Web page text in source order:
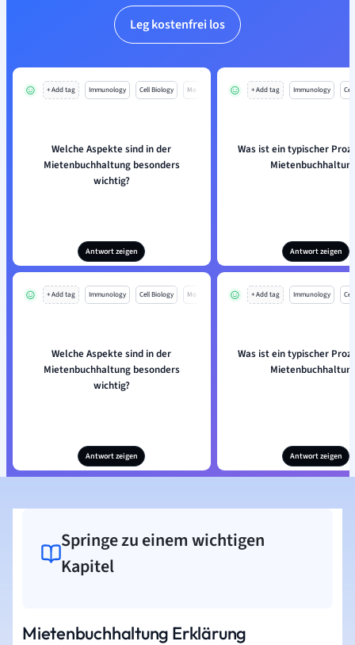
Leg kostenfrei los
+ Add tag Immunology Cell Biology Mo
Welche Aspekte sind in der
Mietenbuchhaltung besonders
wichtig?
Antwort zeigen
+ Add tag Immunology
Was ist ein typischer
Antwort zeigen
+ Add tag Immunology Cell Biology Mo
Welche Aspekte sind in der
Mietenbuchhaltung besonders
wichtig?
Antwort zeigen
+ Add tag Immunology
Was ist ein typischer
Antwort zeigen
Springe zu einem wichtigen
Kapitel
Mietenbuchhaltung Erklärung